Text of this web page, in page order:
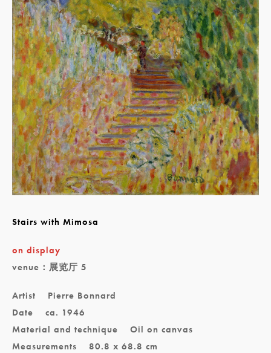
Stairs with Mimosa
on display
venue：展览厅 5
Artist
Pierre Bonnard
Date
ca. 1946
Material and technique
Oil on canvas
Measurements
80.8 x 68.8 cm